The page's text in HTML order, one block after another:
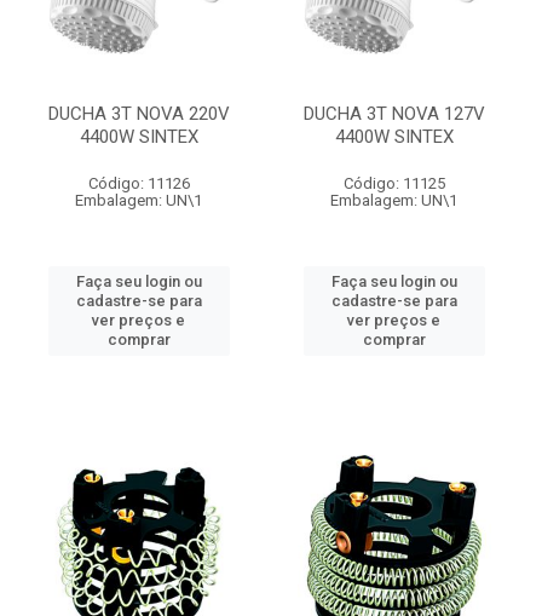
DUCHA 3T NOVA 220V
4400W SINTEX
Código: 11126
Embalagem: UN\1
Faça seu login ou
cadastre-se para
ver preços e
comprar
DUCHA 3T NOVA 127V
4400W SINTEX
Código: 11125
Embalagem: UN\1
Faça seu login ou
cadastre-se para
ver preços e
comprar